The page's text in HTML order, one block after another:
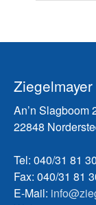
An’n Slagboom
22848
Tel: 040/31 81
Fax: 040/31 81
E-Mail: